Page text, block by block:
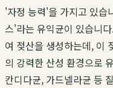
'자정 능력'을 가지고 있습
스'라는 유익균이 있습니
여 젖산을 생성하는데, 이
의 강력한 산성 환경으로
칸디다균, 가드넬라균 등